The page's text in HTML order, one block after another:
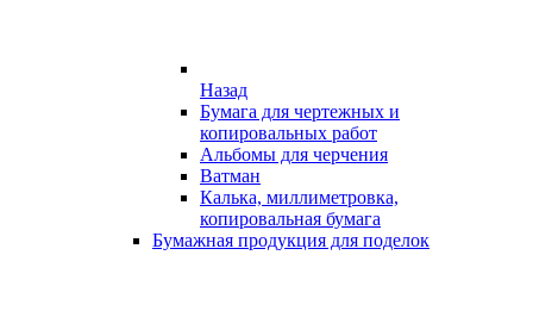
Назад
Бумага для чертежных и
копировальных работ
Альбомы для черчения
Ватман
Калька, миллиметровка,
копировальная бумага
Бумажная продукция для поделок